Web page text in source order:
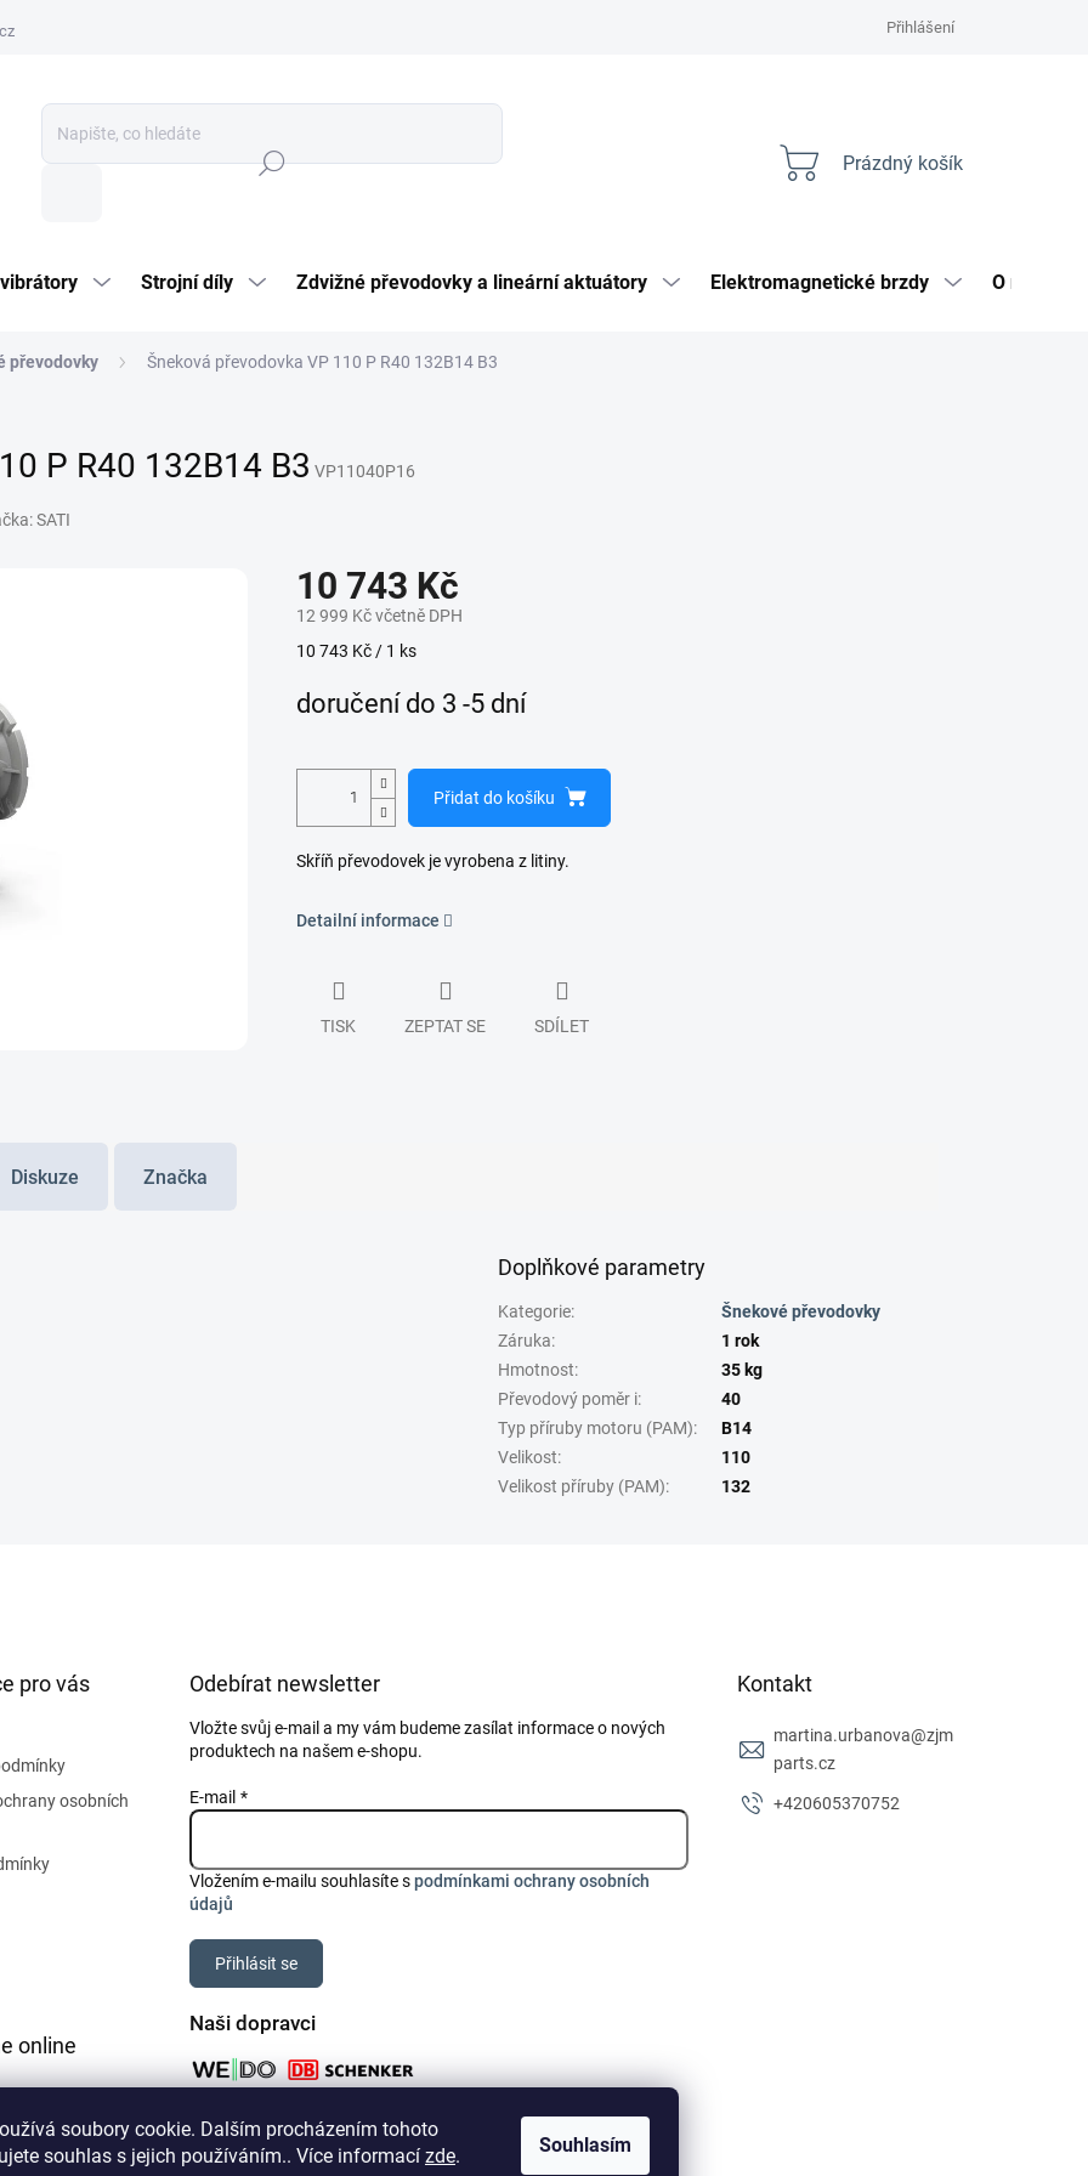
soubory cookie. Dalším procházením tohoto
souhlas s jejich používáním.. Více informací zde. Souhlasím
Přihlášení
Nákupní
Prázdný košík
Strojní díly Zdvižné převodovky a lineární aktuátory Elektromagnetické brzdy O nás
převodovky Šneková převodovka VP 110 P R40 132B14 B3
P R40 132B14 B3 VP11040P16
SATI
10 743 Kč
12 999 Kč včetně DPH
Měrná
10 743 Kč / 1 ks
doručení do 3 -5 dní
Přidat do košíku
Skříň převodovek je vyrobena z litiny.
Detailní informace
TISK ZEPTAT SE SDÍLET
Diskuze Značka
Doplňkové parametry
Kategorie:
Šnekové převodovky
Záruka:
1 rok
Hmotnost:
35 kg
Převodový poměr i:
40
Typ příruby motoru (PAM):
B14
Velikost:
110
Velikost příruby (PAM): 132
pro vás
osobních
Odebírat newsletter
Vložte svůj e-mail a my vám budeme zasílat informace o nových
produktech na našem e-shopu.
E-mail
Vložením e-mailu souhlasíte spodmínkami ochrany osobních
údajů
Přihlásit se
Kontakt
martina.urbanova@zjm
parts.cz
+420605370752
online
Naši dopravci